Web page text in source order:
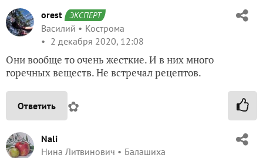
orest ЭКСПЕРТ
Василий
Кострома
2 декабря 2020, 12:08
Они вообще то очень жесткие. И в них много
горечных веществ. Не встречал рецептов.
Ответить ✿
Nali
Нина Литвинович
Балашиха